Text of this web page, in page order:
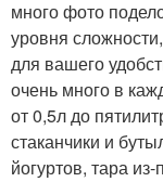
много фото
уровня
для вашего
очень много в
от 0,5л до
стаканчики и
йогуртов, тара